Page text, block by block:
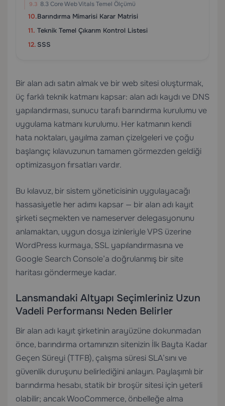
8.3 Core Web Vitals Temel Ölçümü
Barındırma Mimarisi Karar Matrisi
Teknik Temel Çıkarım Kontrol Listesi
SSS
Bir alan adı satın almak ve bir web sitesi oluşturmak,
üç farklı teknik katmanı kapsar: alan adı kaydı ve DNS
yapılandırması, sunucu tarafı barındırma kurulumu ve
uygulama katmanı kurulumu. Her katmanın kendi
hata noktaları, yayılma zaman çizelgeleri ve çoğu
başlangıç kılavuzunun tamamen görmezden geldiği
optimizasyon fırsatları vardır.
Bu kılavuz, bir sistem yöneticisinin uygulayacağı
hassasiyetle her adımı kapsar — bir alan adı kayıt
şirketi seçmekten ve nameserver delegasyonunu
anlamaktan, uygun dosya izinleriyle VPS üzerine
WordPress kurmaya, SSL yapılandırmasına ve
Google Search Console’a doğrulanmış bir site
haritası göndermeye kadar.
Lansmandaki Altyapı Seçimleriniz Uzun
Vadeli Performansı Neden Belirler
Bir alan adı kayıt şirketinin arayüzüne dokunmadan
önce, barındırma ortamınızın sitenizin İlk Bayta Kadar
Geçen Süreyi (TTFB), çalışma süresi SLA’sını ve
güvenlik duruşunu belirlediğini anlayın. Paylaşımlı bir
barındırma hesabı, statik bir broşür sitesi için yeterli
olabilir; ancak WooCommerce, önbelleğe alma